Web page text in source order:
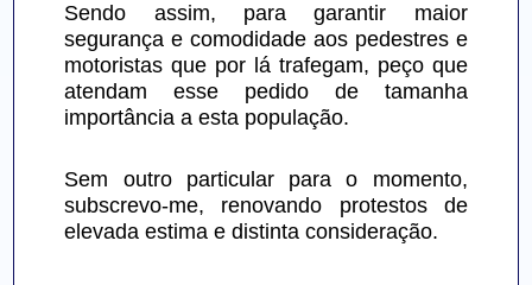
Sendo assim, para garantir maior
segurança e comodidade aos pedestres e
motoristas que por lá trafegam, peço que
atendam esse pedido de tamanha
importância a esta população.
Sem outro particular para o momento,
subscrevo-me, renovando protestos de
elevada estima e distinta consideração.